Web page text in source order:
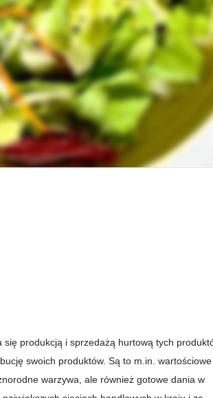
produkcją i sprzedażą hurtową tych
swoich produktów. Są to m.in. wartościowe
warzywa, ale również gotowe dania w